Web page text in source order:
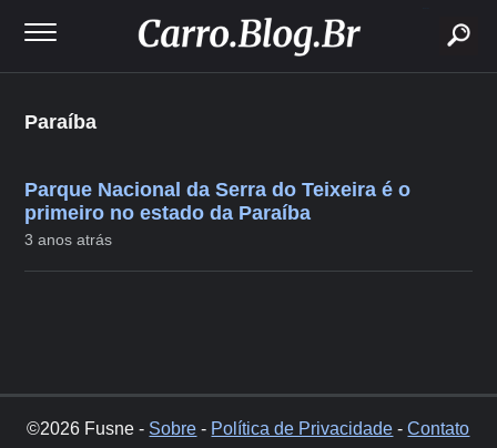
Paraíba
Parque Nacional da Serra do Teixeira é o
primeiro no estado da Paraíba
3 anos atrás
©2026 Fusne - Sobre - Política de Privacidade -Contato